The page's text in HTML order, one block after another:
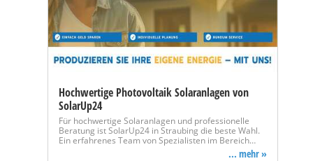
Hochwertige Photovoltaik Solaranlagen von
SolarUp24
Für hochwertige Solaranlagen und professionelle
Beratung ist SolarUp24 in Straubing die beste Wahl.
Ein erfahrenes Team von Spezialisten im Bereich…
... mehr »